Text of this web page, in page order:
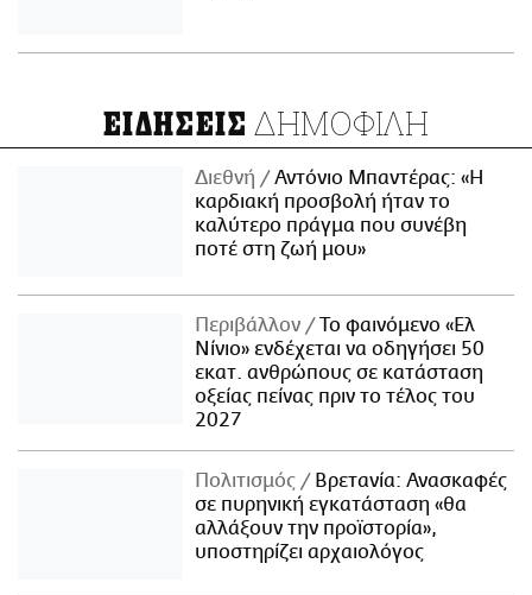
ΕΙΔΗΣΕΙΣ ΔΗΜΟΦΙΛΗ
Διεθνή
Αντόνιο Μπαντέρας: «Η
καρδιακή προσβολή ήταν το
καλύτερο πράγμα που συνέβη
ποτέ στη ζωή μου»
Περιβάλλον
Το φαινόμενο «Ελ
Νίνιο» ενδέχεται να οδηγήσει 50
εκατ. ανθρώπους σε κατάσταση
οξείας πείνας πριν το τέλος του
2027
Πολιτισμός
Βρετανία: Ανασκαφές
σε πυρηνική εγκατάσταση «θα
αλλάξουν την προϊστορία»,
υποστηρίζει αρχαιολόγος